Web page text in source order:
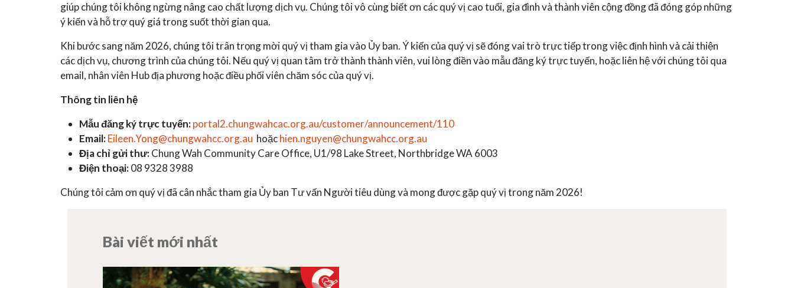
giúp chúng tôi không ngừng nâng cao chất lượng dịch vụ. Chúng tôi vô cùng biết ơn các quý vị cao tuổi, gia đình và thành viên cộng đồng đã đóng góp những
ý kiến và hỗ trợ quý giá trong suốt thời gian qua.
Khi bước sang năm 2026, chúng tôi trân trọng mời quý vị tham gia vào Ủy ban. Ý kiến của quý vị sẽ đóng vai trò trực tiếp trong việc định hình và cải thiện
các dịch vụ, chương trình của chúng tôi. Nếu quý vị quan tâm trở thành thành viên, vui lòng điền vào mẫu đăng ký trực tuyến, hoặc liên hệ với chúng tôi qua
email, nhân viên Hub địa phương hoặc điều phối viên chăm sóc của quý vị.
Thông tin liên hệ
Mẫu đăng ký trực tuyến:portal2.chungwahcac.org.au/customer/announcement/110
Email:Eileen.Yong@chungwahcc.org.au hoặchien.nguyen@chungwahcc.org.au
Địa chỉ gửi thư:Chung Wah Community Care Office, U1/98 Lake Street, Northbridge WA 6003
Điện thoại:08 9328 3988
Chúng tôi cảm ơn quý vị đã cân nhắc tham gia Ủy ban Tư vấn Người tiêu dùng và mong được gặp quý vị trong năm 2026!
Bài viết mới nhất